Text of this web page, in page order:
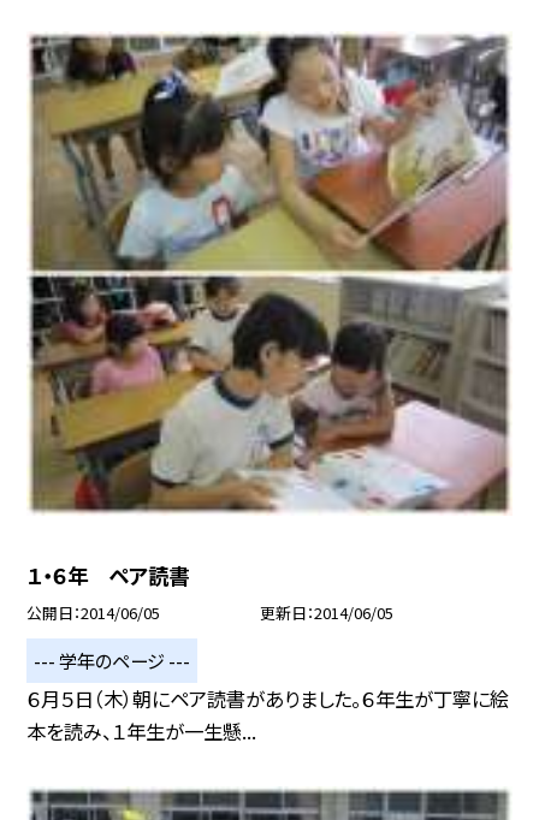
１・６年 ペア読書
公開日 2014/06/05 更新日 2014/06/05
--- 学年のページ ---
６月５日（木）朝にペア読書がありました。６年生が丁寧に絵
本を読み、１年生が一生懸...